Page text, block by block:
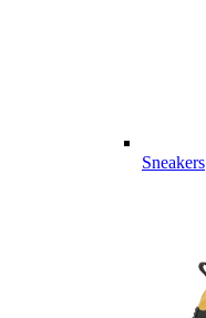
Sneakers